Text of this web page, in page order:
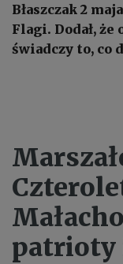
Błaszczak 2
Flagi. Dodał,
świadczy to, co
patrioty